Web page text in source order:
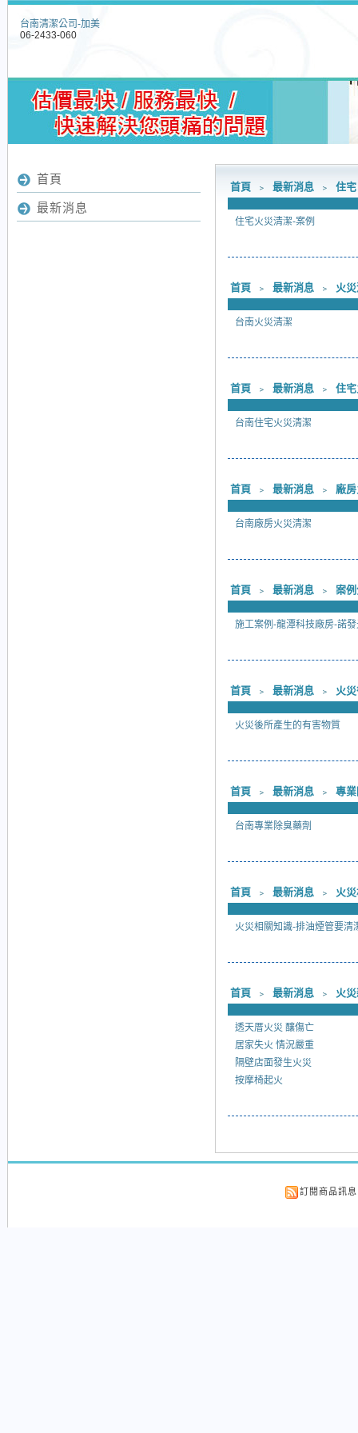
台南清潔公司-加美
06-2433-060
首頁 ﹥ 最新消息 ﹥ 住
住宅火災清潔-案例
首頁 ﹥ 最新消息 ﹥ 火
台南火災清潔
首頁 ﹥ 最新消息 ﹥ 住
台南住宅火災清潔
首頁 ﹥ 最新消息 ﹥ 廠
台南廠房火災清潔
首頁 ﹥ 最新消息 ﹥ 案
施工案例-龍潭科技廠房-諾
首頁 ﹥ 最新消息 ﹥ 火
火災後所產生的有害物質
首頁 ﹥ 最新消息 ﹥ 專
台南專業除臭藥劑
首頁 ﹥ 最新消息 ﹥ 火
火災相關知識-排油煙管要清
首頁 ﹥ 最新消息 ﹥ 火
透天厝火災 釀傷亡
居家失火 情況嚴重
隔壁店面發生火災
按摩椅起火
首頁
最新消息
訂閱商品訊息